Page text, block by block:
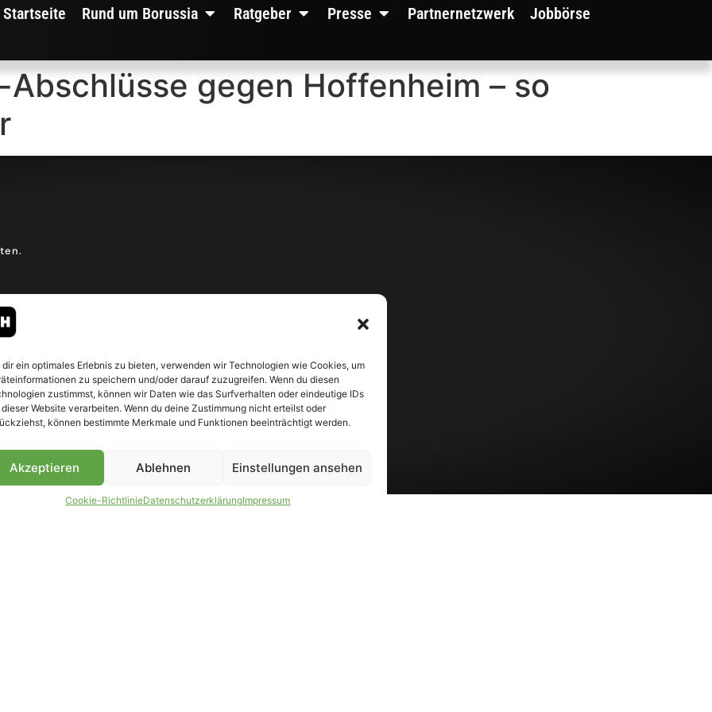
dir ein optimales Erlebnis zu bieten, verwenden wir Technologien wie Cookies, um
zu speichern und/oder darauf zuzugreifen. Wenn du diesen
zustimmst, können wir Daten wie das Surfverhalten oder eindeutige IDs
Website verarbeiten. Wenn du deine Zustimmung nicht erteilst oder
können bestimmte Merkmale und Funktionen beeinträchtigt werden.
Akzeptieren Ablehnen Einstellungen ansehen
Cookie-RichtlinieDatenschutzerklärungImpressum
Startseite Rund um Borussia Ratgeber Presse Partnernetzwerk Jobbörse
gegen Hoffenheim – so